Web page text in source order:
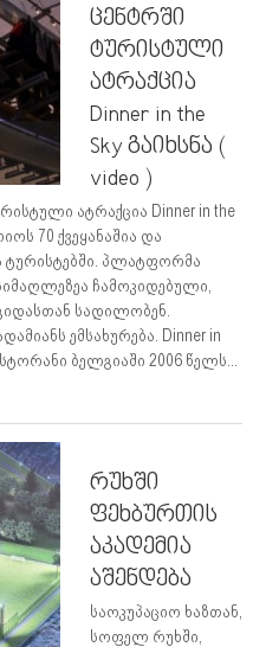
ცენტრში
ტურისტული
ატრაქცია
Dinner in the
Sky გაიხსნა (
video )
ატრაქცია Dinner in the
70 ქვეყანაშია და
პლატფორმა
ჩამოკიდებული,
სადილობენ.
ემსახურება. Dinner in
ბელგიაში 2006 წელს...
რუხში
ფეხბურთის
აკადემია
აშენდება
საოკუპაციო ხაზთან,
სოფელ რუხში,